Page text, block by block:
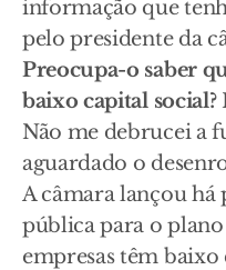
informação que
pelo presidente da
Preocupa-o saber
baixo capital social?
Não me debrucei a
aguardado o
A câmara lançou há
pública para o plano
empresas têm